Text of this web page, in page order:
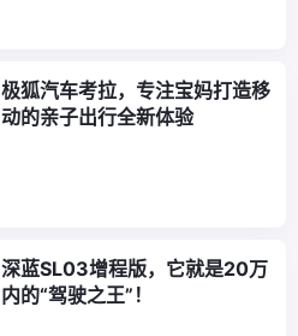
极狐汽车考拉，专注宝妈打造移
动的亲子出行全新体验
深蓝SL03增程版，它就是20万
内的“驾驶之王”！